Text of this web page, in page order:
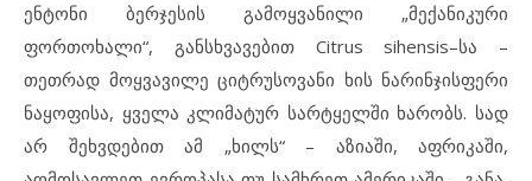
ენტონი ბერჯესის გამოყვანილი „მექანიკური
ფორთოხალი“, განსხვავებით Citrus sihensis–სა –
თეთრად მოყვავილე ციტრუსოვანი ხის ნარინჯისფერი
ნაყოფისა, ყველა კლიმატურ სარტყელში ხარობს. სად
არ შეხვდებით ამ „ხილს“ – აზიაში, აფრიკაში,